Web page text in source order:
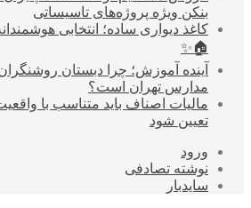
بنکن ویژه پروژه‌های تاسیساتی
کاغذ دیواری ساده؛ انتخابی
🏠✨
آینده آموزش؛ چرا دبستان
مدارس تهران است؟
مالیات اصناف باید متناسب با
تعیین شود
ورود
نوشته تصادفی
سایدبار